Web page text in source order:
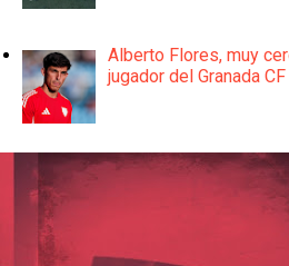
Alberto Flores, muy
jugador del Granada CF